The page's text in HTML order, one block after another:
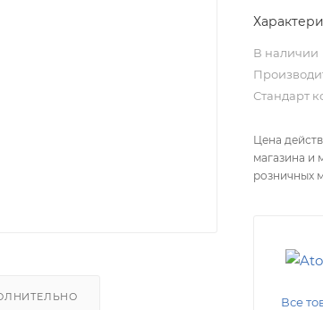
В наличии
Стандарт
Цена
магазина и
розничных
Все